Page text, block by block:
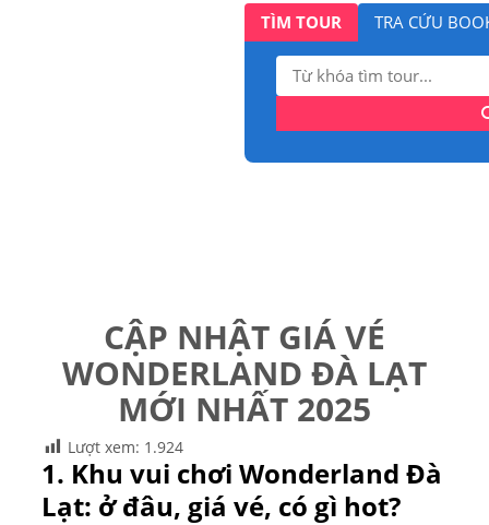
TÌM TOUR TRA CỨU
Tìm
kiếm:
CẬP NHẬT GIÁ VÉ
WONDERLAND ĐÀ LẠT
MỚI NHẤT 2025
Lượt xem: 1.924
1. Khu vui chơi Wonderland Đà
Lạt: ở đâu, giá vé, có gì hot?